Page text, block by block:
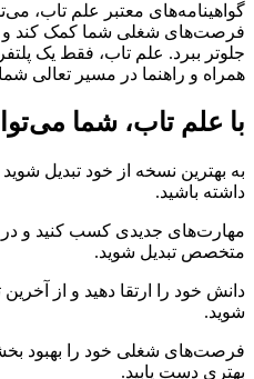
گواهینامه‌های معتبر علم تاب،
فرصت‌های شغلی شما کمک کند و
جلوتر ببرد. علم تاب، فقط یک
همراه و راهنما در مسیر تعالی
با علم تاب، شما
به بهترین نسخه از خود تبدیل
داشته باشید.
مهارت‌های جدیدی کسب کنید و
متخصص تبدیل شوید.
دانش خود را ارتقا دهید و از
شوید.
فرصت‌های شغلی خود را بهبود
بهتری دست یابید.